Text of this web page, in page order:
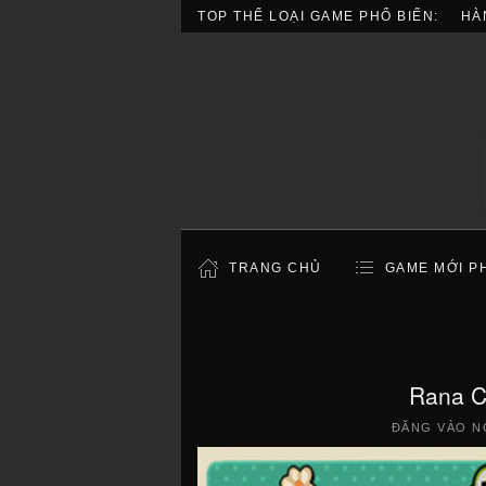
TOP THỂ LOẠI GAME PHỔ BIẾN:
TRANG CHỦ GAME MỚI
Rana
ĐĂNG VÀO